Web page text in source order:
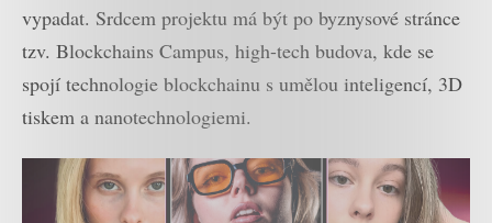
vypadat. Srdcem projektu má být po byznysové stránce
tzv. Blockchains Campus, high-tech budova, kde se
spojí technologie blockchainu s umělou inteligencí, 3D
tiskem a nanotechnologiemi.